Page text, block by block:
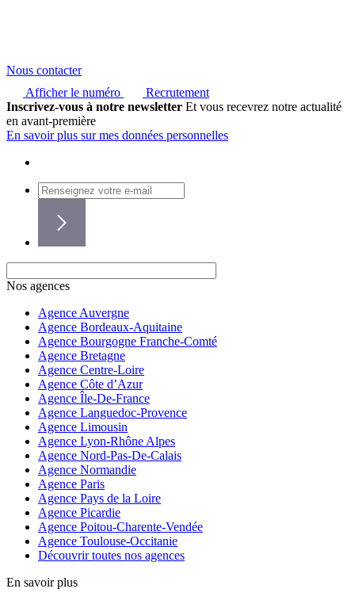
Nous contacter
Afficher le numéro
Recrutement
Inscrivez-vous à notre newsletter Et vous recevrez notre actualité
en avant-première
En savoir plus sur mes données personnelles
Nos agences
Agence Auvergne
Agence Bordeaux-Aquitaine
Agence Bourgogne Franche-Comté
Agence Bretagne
Agence Centre-Loire
Agence Côte d’Azur
Agence Île-De-France
Agence Languedoc-Provence
Agence Limousin
Agence Lyon-Rhône Alpes
Agence Nord-Pas-De-Calais
Agence Normandie
Agence Paris
Agence Pays de la Loire
Agence Picardie
Agence Poitou-Charente-Vendée
Agence Toulouse-Occitanie
Découvrir toutes nos agences
En savoir plus